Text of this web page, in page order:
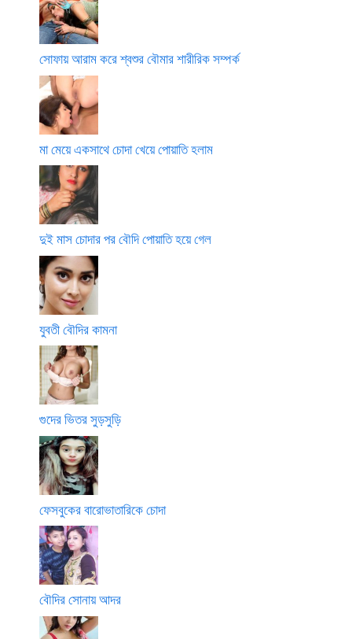
সোফায় আরাম করে শ্বশুর বৌমার শারীরিক সম্পর্ক
মা মেয়ে একসাথে চোদা খেয়ে পোয়াতি হলাম
দুই মাস চোদার পর বৌদি পোয়াতি হয়ে গেল
যুবতী বৌদির কামনা
গুদের ভিতর সুড়সুড়ি
ফেসবুকের বারোভাতারিকে চোদা
বৌদির সোনায় আদর